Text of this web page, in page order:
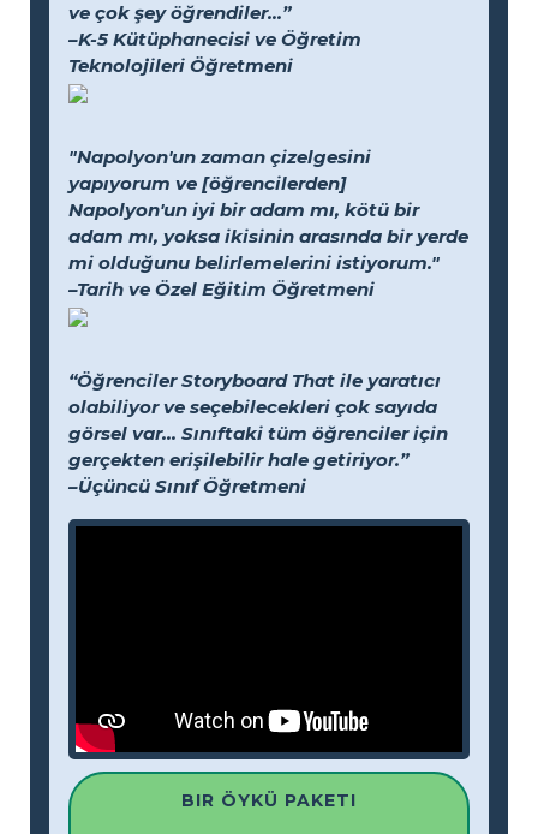
ve çok şey öğrendiler...”
–K-5 Kütüphanecisi ve Öğretim
Teknolojileri Öğretmeni
"Napolyon'un zaman çizelgesini
yapıyorum ve [öğrencilerden]
Napolyon'un iyi bir adam mı, kötü bir
adam mı, yoksa ikisinin arasında bir yerde
mi olduğunu belirlemelerini istiyorum."
–Tarih ve Özel Eğitim Öğretmeni
“Öğrenciler Storyboard That ile yaratıcı
olabiliyor ve seçebilecekleri çok sayıda
görsel var... Sınıftaki tüm öğrenciler için
gerçekten erişilebilir hale getiriyor.”
–Üçüncü Sınıf Öğretmeni
BIR ÖYKÜ PAKETI